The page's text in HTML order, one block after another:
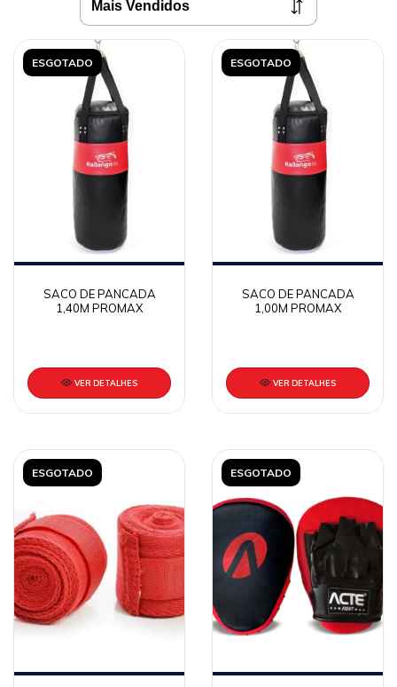
ESGOTADO
SACO DE PANCADA
1,40M PROMAX
VER DETALHES
ESGOTADO
SACO DE PANCADA
1,00M PROMAX
VER DETALHES
ESGOTADO ESGOTADO